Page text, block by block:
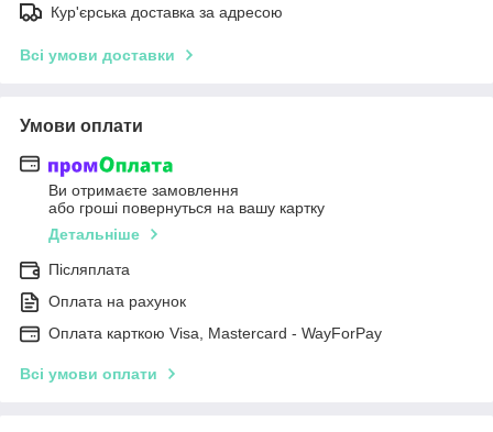
Кур'єрська доставка за адресою
Всі умови доставки
Умови оплати
Ви отримаєте замовлення
або гроші повернуться на вашу картку
Детальніше
Післяплата
Оплата на рахунок
Оплата карткою Visa, Mastercard - WayForPay
Всі умови оплати